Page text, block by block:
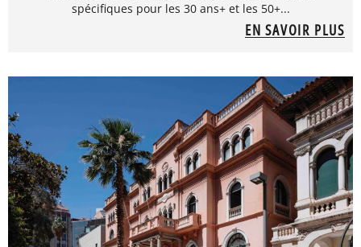
spécifiques pour les 30 ans+ et les 50+...
EN SAVOIR PLUS